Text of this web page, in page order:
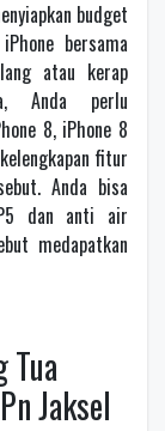
budget
bersama
atau kerap
Anda perlu
8, iPhone 8
fitur
Anda bisa
dan anti air
medapatkan
Tua
Jaksel